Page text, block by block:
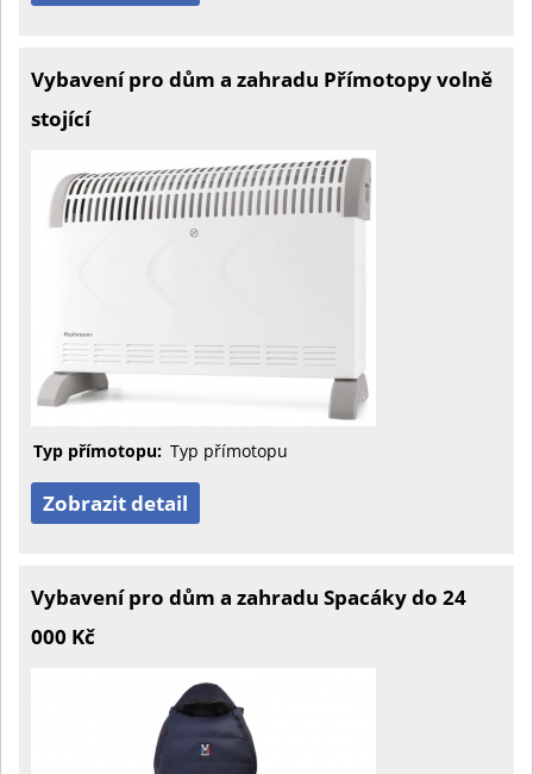
Vybavení pro dům a zahradu Přímotopy volně
stojící
Typ přímotopu: Typ přímotopu
Zobrazit detail
Vybavení pro dům a zahradu Spacáky do 24
000 Kč